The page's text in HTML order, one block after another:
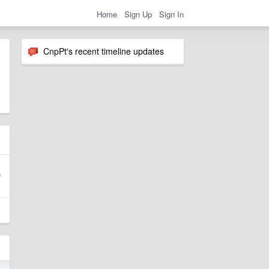
Home Sign Up Sign In
CnpPt's recent timeline updates